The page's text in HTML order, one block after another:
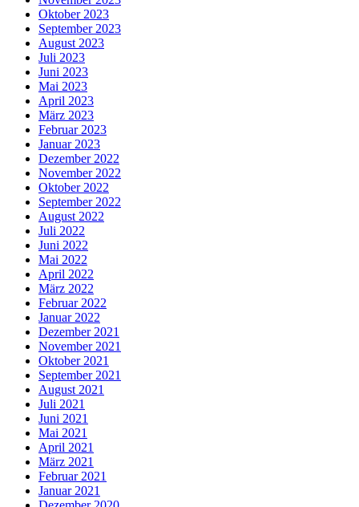
Oktober 2023
September 2023
August 2023
Juli 2023
Juni 2023
Mai 2023
April 2023
März 2023
Februar 2023
Januar 2023
Dezember 2022
November 2022
Oktober 2022
September 2022
August 2022
Juli 2022
Juni 2022
Mai 2022
April 2022
März 2022
Februar 2022
Januar 2022
Dezember 2021
November 2021
Oktober 2021
September 2021
August 2021
Juli 2021
Juni 2021
Mai 2021
April 2021
März 2021
Februar 2021
Januar 2021